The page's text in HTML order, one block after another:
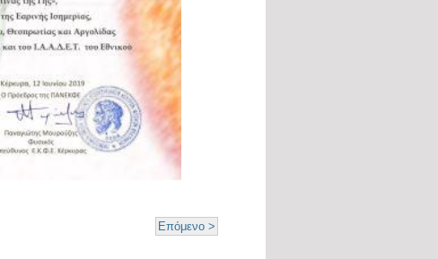
Επόμενο >